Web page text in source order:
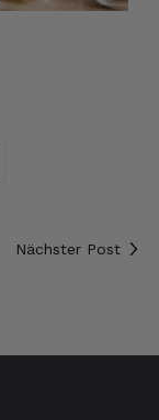
Nächster Post
die Lieferung